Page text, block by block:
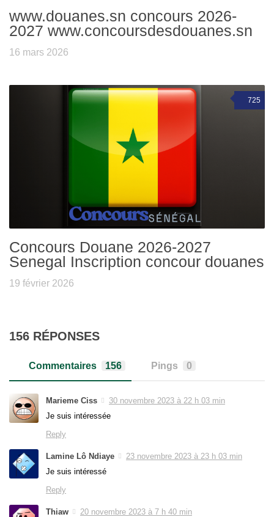
www.douanes.sn concours 2026-
2027 www.concoursdesdouanes.sn
16 mars 2026
725
Concours Douane 2026-2027
Senegal Inscription concour douanes
19 février 2026
156 RÉPONSES
Commentaires 156 Pings 0
Marieme Ciss
30 novembre 2023 à 22 h 03 min
Je suis intéressée
Reply
Lamine Lô Ndiaye
23 novembre 2023 à 23 h 03 min
Je suis intéressé
Reply
Thiaw
20 novembre 2023 à 7 h 40 min